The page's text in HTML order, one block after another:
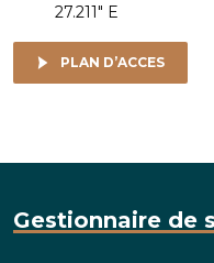
27.211″ E
PLAN D’ACCES
Gestionnaire de